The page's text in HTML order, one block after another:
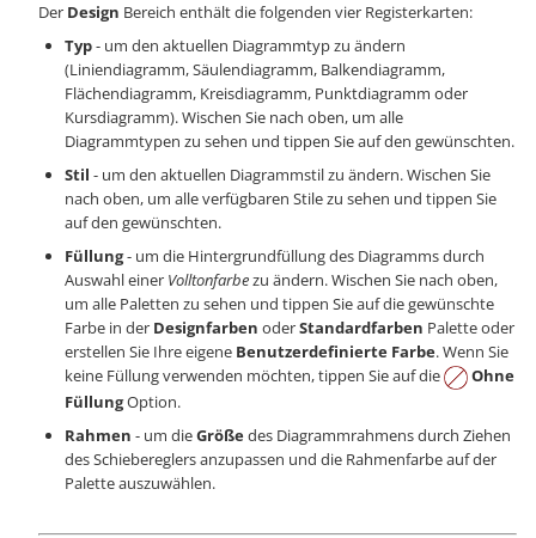
Der Design Bereich enthält die folgenden vier Registerkarten:
Typ- um den aktuellen Diagrammtyp zu ändern
(Liniendiagramm, Säulendiagramm, Balkendiagramm,
Flächendiagramm, Kreisdiagramm, Punktdiagramm oder
Kursdiagramm). Wischen Sie nach oben, um alle
Diagrammtypen zu sehen und tippen Sie auf den gewünschten.
Stil - um den aktuellen Diagrammstil zu ändern. Wischen Sie
nach oben, um alle verfügbaren Stile zu sehen und tippen Sie
auf den gewünschten.
Füllung- um die Hintergrundfüllung des Diagramms durch
Auswahl einer Volltonfarbezu ändern. Wischen Sie nach oben,
um alle Paletten zu sehen und tippen Sie auf die gewünschte
Farbe in der Designfarben oderStandardfarben Palette oder
erstellen Sie Ihre eigene Benutzerdefinierte Farbe. Wenn Sie
keine Füllung verwenden möchten, tippen Sie auf die
Ohne
FüllungOption.
Rahmen - um dieGrößedes Diagrammrahmens durch Ziehen
des Schiebereglers anzupassen und die Rahmenfarbe auf der
Palette auszuwählen.